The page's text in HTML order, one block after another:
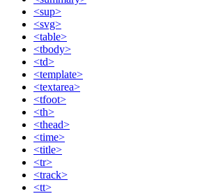
<sup>
<svg>
<table>
<tbody>
<td>
<template>
<textarea>
<tfoot>
<th>
<thead>
<time>
<title>
<tr>
<track>
<tt>